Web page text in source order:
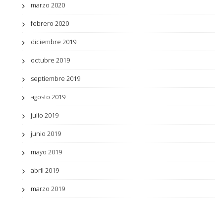
marzo 2020
febrero 2020
diciembre 2019
octubre 2019
septiembre 2019
agosto 2019
julio 2019
junio 2019
mayo 2019
abril 2019
marzo 2019